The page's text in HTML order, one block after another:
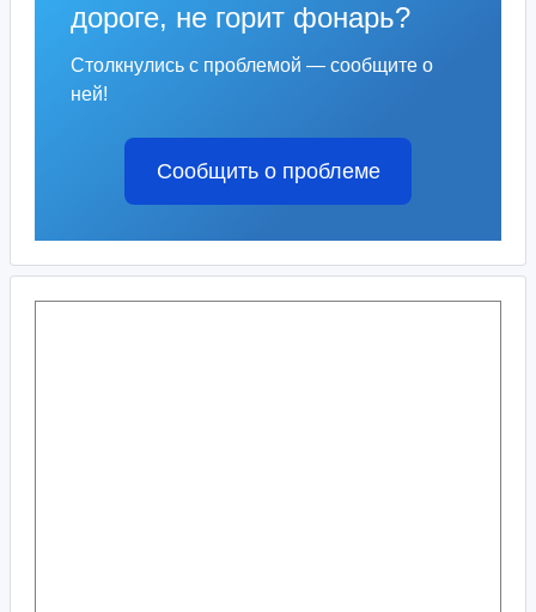
дороге, не горит фонарь?
Столкнулись с проблемой — сообщите о
ней!
Сообщить о проблеме